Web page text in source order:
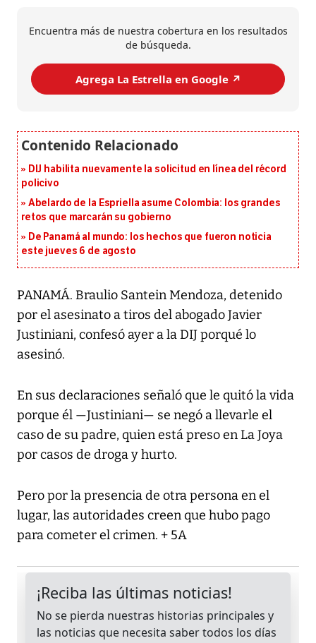
Encuentra más de nuestra cobertura en los resultados
de búsqueda.
Agrega La Estrella en Google ↗️
DIJ habilita nuevamente la solicitud en línea del récord
policivo
Abelardo de la Espriella asume Colombia: los grandes
retos que marcarán su gobierno
De Panamá al mundo: los hechos que fueron noticia
este jueves 6 de agosto
PANAMÁ. Braulio Santein Mendoza, detenido
por el asesinato a tiros del abogado Javier
Justiniani, confesó ayer a la DIJ porqué lo
asesinó.
En sus declaraciones señaló que le quitó la vida
porque él —Justiniani— se negó a llevarle el
caso de su padre, quien está preso en La Joya
por casos de droga y hurto.
Pero por la presencia de otra persona en el
lugar, las autoridades creen que hubo pago
para cometer el crimen. + 5A